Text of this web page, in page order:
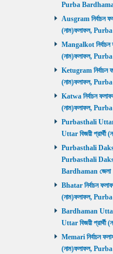
Purba
Ausgram নির্বাচন
(নাম)ফলাফল,
Mangalkot নির্বাচন
(নাম)ফলাফল,
Ketugram নির্বাচন
(নাম)ফলাফল,
Katwa নির্বাচন
(নাম)ফলাফল,
Purbasthali Uttar
Uttar বিজয়ী
Purbasthali Dakshin
Purbasthali
Bardhaman জেলা
Bhatar নির্বাচন
(নাম)ফলাফল,
Bardhaman Uttar
Uttar বিজয়ী
Memari নির্বাচন
(নাম)ফলাফল,